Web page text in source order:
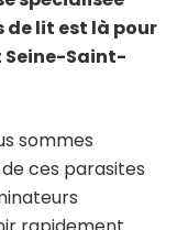
lit est là pour
Seine-Saint-
sommes
ces parasites